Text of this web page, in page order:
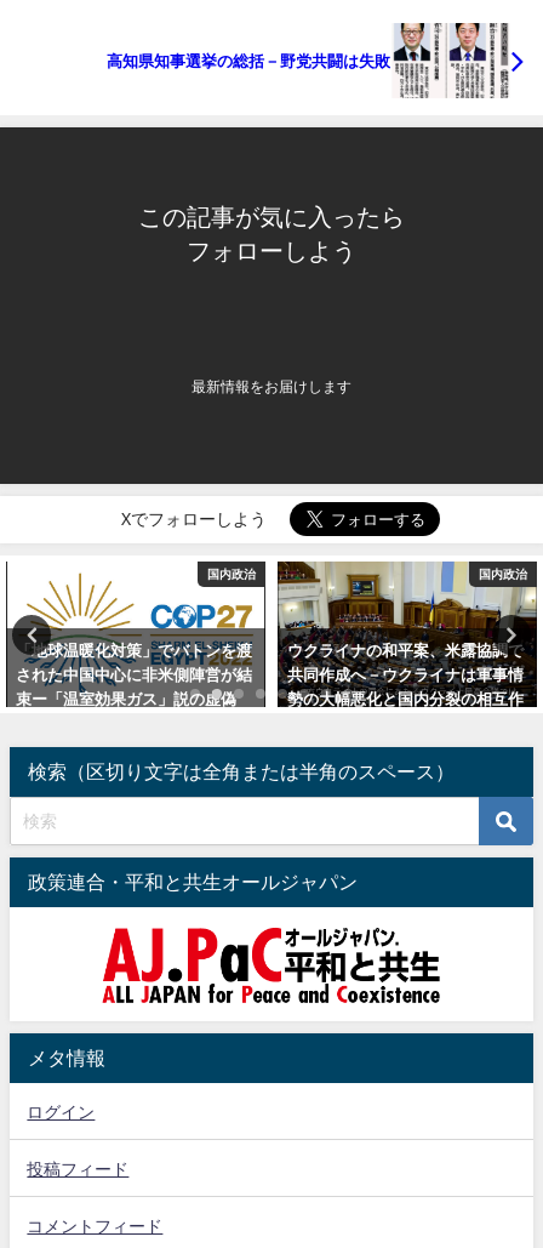
高知県知事選挙の総括－野党共闘は失敗
この記事が気に入ったら
フォローしよう
最新情報をお届けします
Xでフォローしよう
国内政治
「地球温暖化対策」でバトンを渡
された中国中心に非米側陣営が結
束ー「温室効果ガス」説の虚偽
国の不正選挙）
2022年12月2日
国内政治
ウクライナの和平案、米露協調で
共同作成へ－ウクライナは軍事情
勢の大幅悪化と国内分裂の相互作
補強とユーラシア集団安全保障機
構について）
検索（区切り文字は全角または半角のスペース）
政策連合・平和と共生オールジャパン
メタ情報
ログイン
投稿フィード
コメントフィード